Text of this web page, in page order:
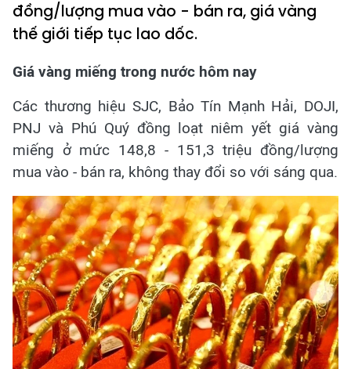
đồng/lượng mua vào - bán ra, giá vàng
thế giới tiếp tục lao dốc.
Giá vàng miếng trong nước hôm nay
Các thương hiệu SJC, Bảo Tín Mạnh Hải, DOJI,
PNJ và Phú Quý đồng loạt niêm yết giá vàng
miếng ở mức 148,8 - 151,3 triệu đồng/lượng
mua vào - bán ra, không thay đổi so với sáng qua.